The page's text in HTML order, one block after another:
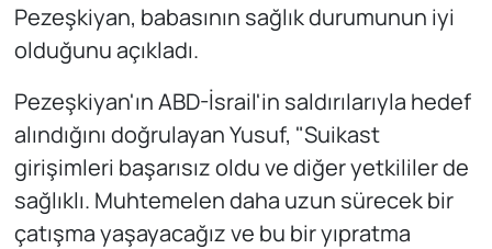
Pezeşkiyan, babasının sağlık durumunun iyi
olduğunu açıkladı.
Pezeşkiyan'ın ABD-İsrail'in saldırılarıyla hedef
alındığını doğrulayan Yusuf, "Suikast
girişimleri başarısız oldu ve diğer yetkililer de
sağlıklı. Muhtemelen daha uzun sürecek bir
çatışma yaşayacağız ve bu bir yıpratma